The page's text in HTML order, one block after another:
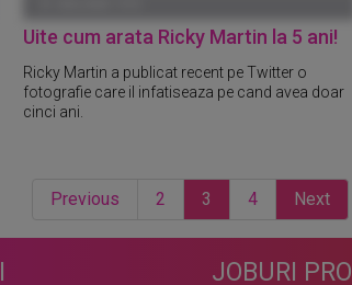
Uite cum arata Ricky Martin la 5 ani!
Ricky Martin a publicat recent pe Twitter o
fotografie care il infatiseaza pe cand avea doar
cinci ani.
Previous 2 3 4 Next
JOBURI PRO